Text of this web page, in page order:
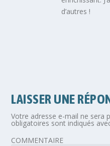
d’autres !
LAISSER UNE
Votre adresse e-mail ne sera
obligatoires sont indiqués
COMMENTAIRE